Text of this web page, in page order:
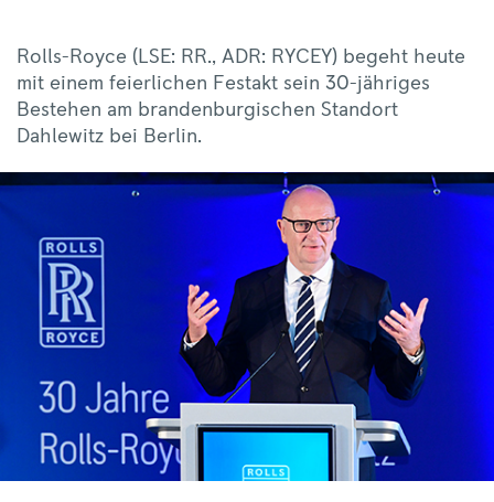
Rolls-Royce (LSE: RR., ADR: RYCEY) begeht heute
mit einem feierlichen Festakt sein 30-jähriges
Bestehen am brandenburgischen Standort
Dahlewitz bei Berlin.